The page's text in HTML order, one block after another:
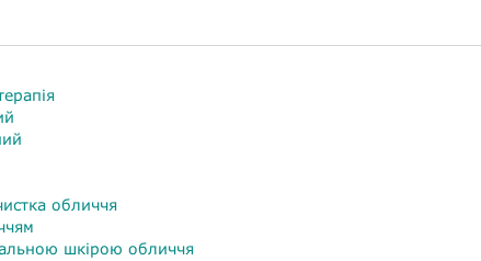
обличчя
шкірою обличчя